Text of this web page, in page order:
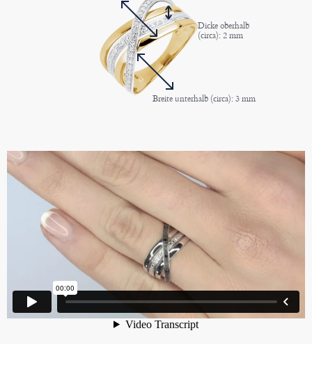
Dicke oberhalb
(circa): 2 mm
Breite unterhalb (circa): 3 mm